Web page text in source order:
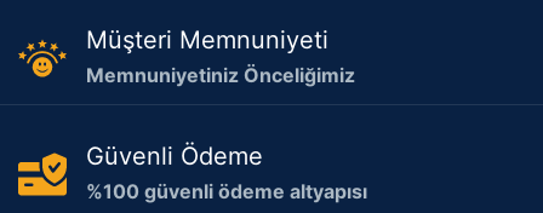
Müşteri Memnuniyeti
Memnuniyetiniz Önceliğimiz
Güvenli Ödeme
%100 güvenli ödeme altyapısı